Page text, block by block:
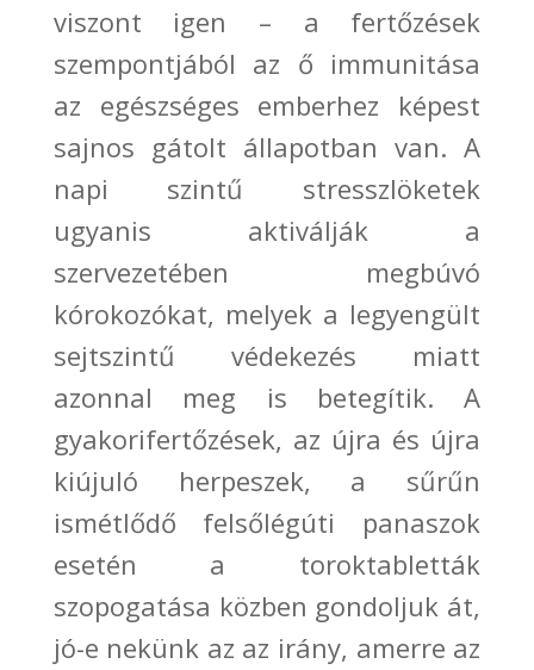
viszont igen – a fertőzések
szempontjából az ő immunitása
az egészséges emberhez képest
sajnos gátolt állapotban van. A
napi szintű stresszlöketek
ugyanis aktiválják a
szervezetében megbúvó
kórokozókat, melyek a legyengült
sejtszintű védekezés miatt
azonnal meg is betegítik. A
gyakorifertőzések, az újra és újra
kiújuló herpeszek, a sűrűn
ismétlődő felsőlégúti panaszok
esetén a toroktabletták
szopogatása közben gondoljuk át,
jó-e nekünk az az irány, amerre az